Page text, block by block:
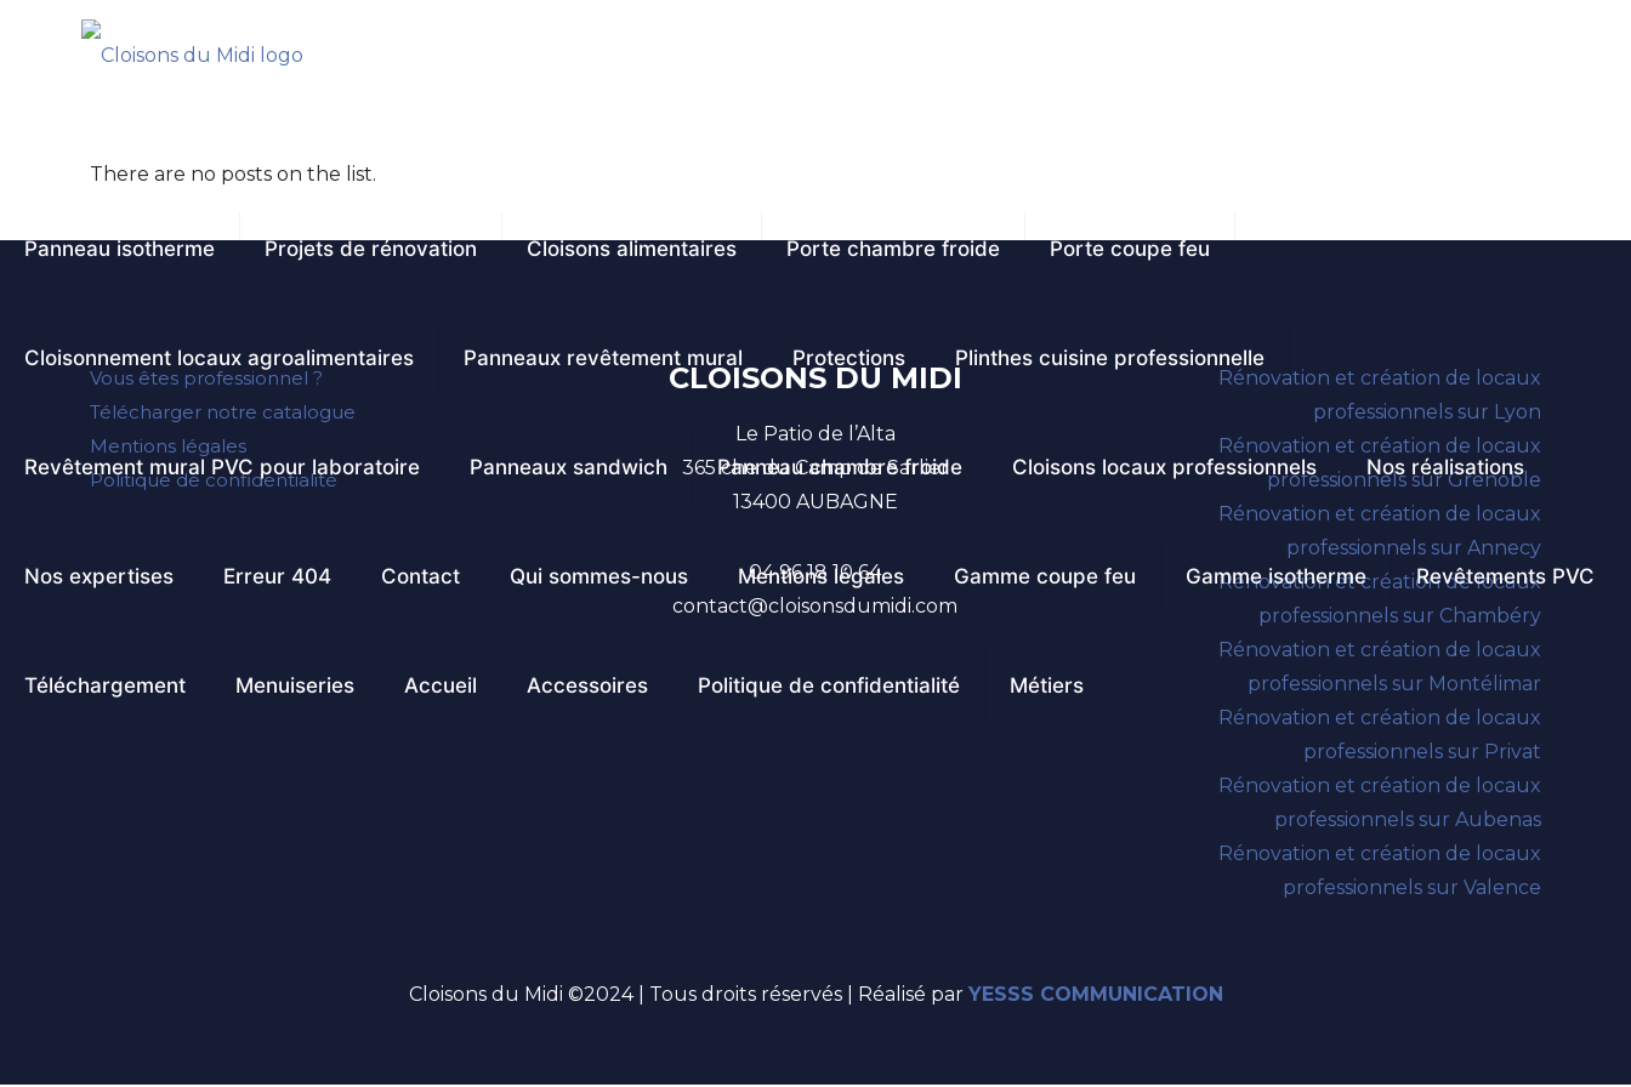
Panneau isotherme Projets de rénovation Cloisons alimentaires Porte chambre froide Porte coupe feu
Cloisonnement locaux agroalimentaires Panneaux revêtement mural Protections Plinthes cuisine professionnelle
Revêtement mural PVC pour laboratoire Panneaux sandwich Panneau chambre froide Cloisons locaux professionnels Nos réalisations
Nos expertises Erreur 404 Contact Qui sommes-nous Mentions légales Gamme coupe feu Gamme isotherme Revêtements PVC
Téléchargement Menuiseries Accueil Accessoires Politique de confidentialité Métiers
There are no posts on the list.
Vous êtes professionnel ?
Télécharger notre catalogue
Mentions légales
Politique de confidentialité
CLOISONS DU MIDI
Le Patio de l’Alta
365 che du Camp de Sarlier
13400 AUBAGNE
04 96 18 10 64
contact@cloisonsdumidi.com
Rénovation et création de locaux
professionnels sur Lyon
Rénovation et création de locaux
professionnels sur Grenoble
Rénovation et création de locaux
professionnels sur Annecy
Rénovation et création de locaux
professionnels sur Chambéry
Rénovation et création de locaux
professionnels sur Montélimar
Rénovation et création de locaux
professionnels sur Privat
Rénovation et création de locaux
professionnels sur Aubenas
Rénovation et création de locaux
professionnels sur Valence
Cloisons du Midi ©2024 | Tous droits réservés | Réalisé par YESSS COMMUNICATION